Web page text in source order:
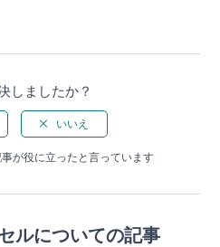
しましたか？
が役に立ったと言っています
ルについての記事